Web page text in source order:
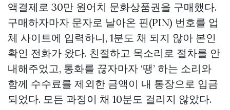
액결제로 30만 원어치 문화상품권을 구매했다.
구매하자마자 문자로 날아온 핀(PIN) 번호를 업
체 사이트에 입력하니, 1분도 채 되지 않아 본인
확인 전화가 왔다. 친절하고 목소리로 절차를 안
내해주었고, 통화를 끊자마자 ‘땡’ 하는 소리와
함께 수수료를 제외한 금액이 내 통장으로 입금
되었다. 모든 과정이 채 10분도 걸리지 않았다.